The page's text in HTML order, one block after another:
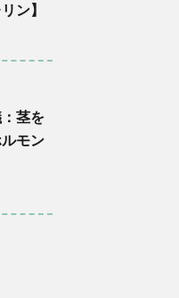
ン】
茎を
モン